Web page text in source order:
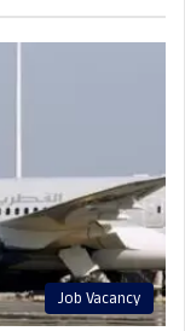
Job Vacancy